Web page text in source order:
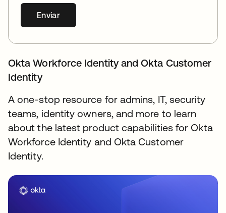
Enviar
Okta Workforce Identity and Okta Customer
Identity
A one-stop resource for admins, IT, security
teams, identity owners, and more to learn
about the latest product capabilities for Okta
Workforce Identity and Okta Customer
Identity.